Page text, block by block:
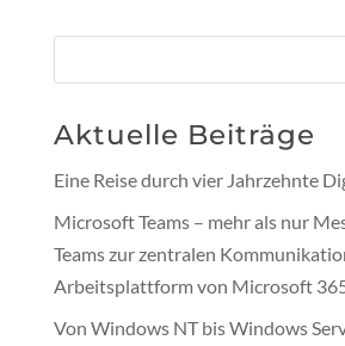
Aktuelle Beiträge
Eine Reise durch vier Jahrzehnte
Microsoft Teams – mehr als nur
Teams zur zentralen
Arbeitsplattform von Microsoft
Von Windows NT bis Windows